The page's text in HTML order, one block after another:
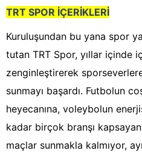
TRT SPOR İÇERİKLERİ
Kuruluşundan bu yana spor
tutan TRT Spor, yıllar içinde
zenginleştirerek
sunmayı başardı. Futbolun
heyecanına, voleybolun
kadar birçok branşı kapsayan
maçlar sunmakla kalmıyor,